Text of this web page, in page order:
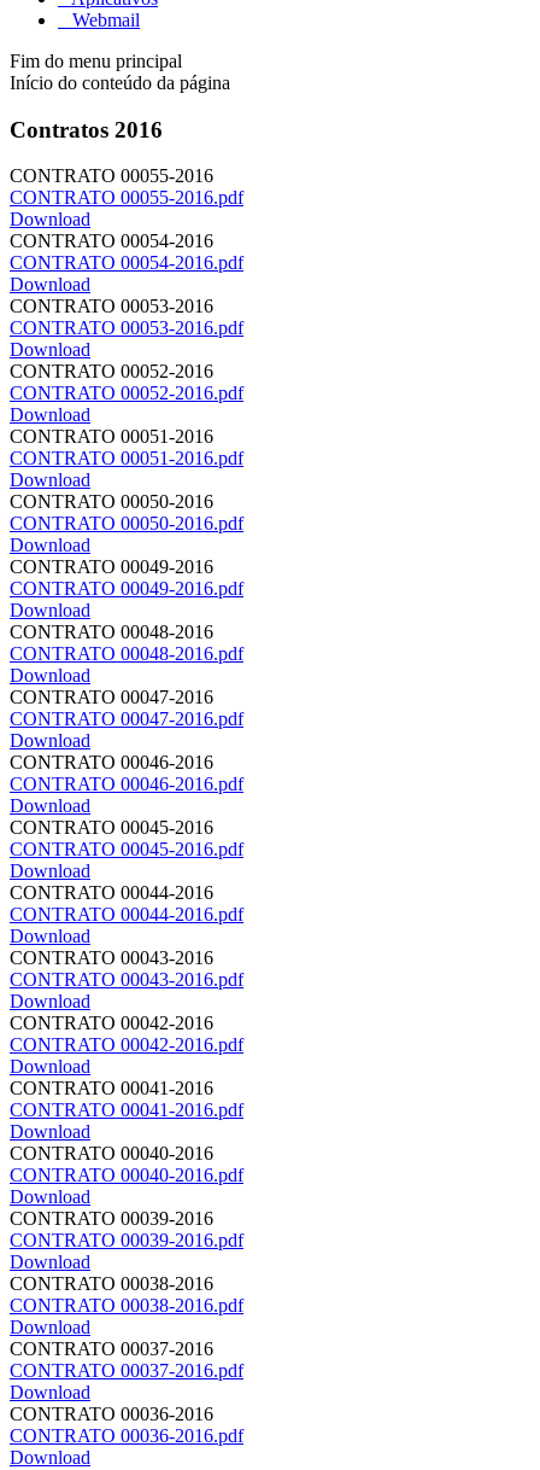
Webmail
Fim do menu principal
Início do conteúdo da página
Contratos 2016
CONTRATO 00055-2016
CONTRATO 00055-2016.pdf
Download
CONTRATO 00054-2016
CONTRATO 00054-2016.pdf
Download
CONTRATO 00053-2016
CONTRATO 00053-2016.pdf
Download
CONTRATO 00052-2016
CONTRATO 00052-2016.pdf
Download
CONTRATO 00051-2016
CONTRATO 00051-2016.pdf
Download
CONTRATO 00050-2016
CONTRATO 00050-2016.pdf
Download
CONTRATO 00049-2016
CONTRATO 00049-2016.pdf
Download
CONTRATO 00048-2016
CONTRATO 00048-2016.pdf
Download
CONTRATO 00047-2016
CONTRATO 00047-2016.pdf
Download
CONTRATO 00046-2016
CONTRATO 00046-2016.pdf
Download
CONTRATO 00045-2016
CONTRATO 00045-2016.pdf
Download
CONTRATO 00044-2016
CONTRATO 00044-2016.pdf
Download
CONTRATO 00043-2016
CONTRATO 00043-2016.pdf
Download
CONTRATO 00042-2016
CONTRATO 00042-2016.pdf
Download
CONTRATO 00041-2016
CONTRATO 00041-2016.pdf
Download
CONTRATO 00040-2016
CONTRATO 00040-2016.pdf
Download
CONTRATO 00039-2016
CONTRATO 00039-2016.pdf
Download
CONTRATO 00038-2016
CONTRATO 00038-2016.pdf
Download
CONTRATO 00037-2016
CONTRATO 00037-2016.pdf
Download
CONTRATO 00036-2016
CONTRATO 00036-2016.pdf
Download